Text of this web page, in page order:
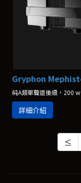
Gryphon
純A類單聲道後級，200
詳細介紹
≤